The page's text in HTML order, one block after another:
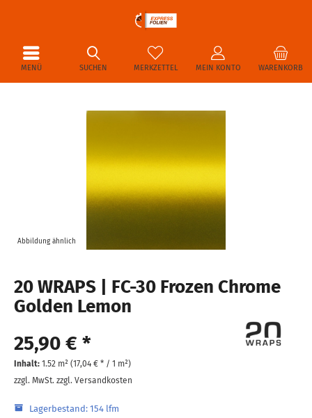
MENÜ WARENKORB
MERKZETTEL MEIN KONTO
SUCHEN
Abbildung ähnlich
20 WRAPS | FC-30 Frozen Chrome
Golden Lemon
25,90 € *
Inhalt: 1.52 m² (17,04 € * / 1 m²)
zzgl. MwSt. zzgl. Versandkosten
Lagerbestand: 154 lfm